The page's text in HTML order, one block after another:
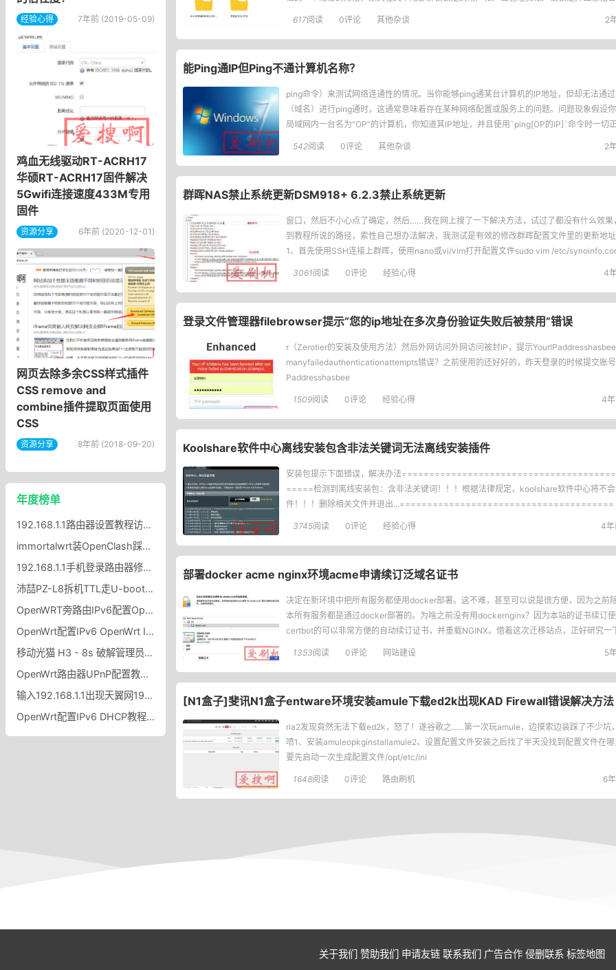
经验心得 7年前 (2019-05-09)
鸡血无线驱动RT-ACRH17
华硕RT-ACRH17固件解决
5Gwifi连接速度433M专用
固件
资源分享 6年前 (2020-12-01)
网页去除多余CSS样式插件
CSS remove and
combine插件提取页面使用
CSS
资源分享 8年前 (2018-09-20)
年度榜单
192.168.1.1路由器设置教程访问192.168.1.1的方法
immortalwrt装OpenClash踩坑记，图标不显示 + UDP 冲突？
192.168.1.1手机登录路由器修改wifi密码？
沛喆PZ-L8拆机TTL走U-boot刷116MiB大分区沛喆PZ-L8Nwrt固件
OpenWRT旁路由IPv6配置OpenWRT旁路由开启IPv6协议方法
OpenWrt配置IPv6 OpenWrt IPv6自动分配给局域网设备
移动光猫 H3 - 8s 破解管理员密码
OpenWrt路由器UPnP配置教程OpenWrt路由器UPnP开启设置规则
输入192.168.1.1出现天翼网192.168.1.1出现中国电信天翼网关怎么办
OpenWrt配置IPv6 DHCP教程OpenWrt中配置IPv6的DHCP功能
时，您必须手动解
617阅读 0评论 其他杂谈 2
能Ping通IP但Ping不通计算机名称？
ping命令）来测试网络连通性的情况。当你能够ping通某台计算机的IP地址，但却无法通
（域名）进行ping通时，这通常意味着存在某种网络配置或服务上的问题。问题现象假设
局域网内一台名为“OP”的计算机，你知道其IP地址，并且使用`ping[OP的IP]`命令时一切
应。然而，当你使用`p
542阅读 0评论 其他杂谈 2
群晖NAS禁止系统更新DSM918+ 6.2.3禁止系统更新
窗口，然后不小心点了确定，然后……我在网上搜了一下解决方法，试过了都没有什么效果
到教程所说的路径，索性自己想办法解决，我测试是有效的修改群晖配置文件里的更新地
1、首先使用SSH连接上群晖，使用nano或vi/vim打开配置文件sudo vim /etc/
3061阅读 0评论 经验心得 4
登录文件管理器filebrowser提示“您的ip地址在多次身份验证失败后被禁用”错误
r（Zerotier的安装及使用方法）然后外网访问外网访问被封IP，提示
manyfailedauthenticationattempts错误？之前使用的还好好的，昨天登录的时候提交账
Paddresshasbee
1509阅读 0评论 经验心得 4
Koolshare软件中心离线安装包含非法关键词无法离线安装插件
安装包提示下面错误，解决办法
=====检测到离线安装包：含非法关键词！！！根据法律规定，koolshare软件中心将不
件！！！删除相关文件并退出...=======================================
3745阅读 0评论 经验心得 4
部署docker acme nginx环境acme申请续订泛域名证书
决定在新环境中把所有服务都使用docker部署。这不难，甚至可以说是很方便，因为之前
本所有服务都是通过docker部署的。为啥之前没有用dockernginx？因为本站的证书续订
certbot的可以非常方便的自动续订证书，并重载NGINX。借着这次迁移站点，正好研究一
1353阅读 0评论 网站建设 5
[N1盒子]斐讯N1盒子entware环境安装amule下载ed2k出现KAD Firewall错误解决方法
ria2发现竟然无法下载ed2k，怒了！遂谷歌之......第一次玩amule，边摸索边装踩了不少坑
喷1、安装amuleopkginstallamule2、设置配置文件安装之后找了半天没找到配置文件在
要先启动一次生成配置文件/opt/etc/ini
1648阅读 0评论 路由刷机 6
关于我们 赞助我们 申请友链 联系我们 广告合作 侵删联系 标签地图